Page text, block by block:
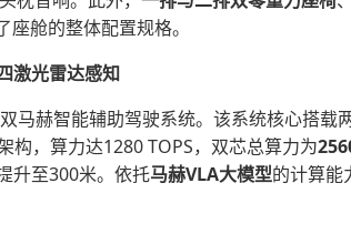
舱的整体配置规格。
激光雷达感知
马赫智能辅助驾驶系统。该系统核心搭载
构，算力达1280 TOPS，双芯总算力为
升至300米。依托马赫VLA大模型的计算能